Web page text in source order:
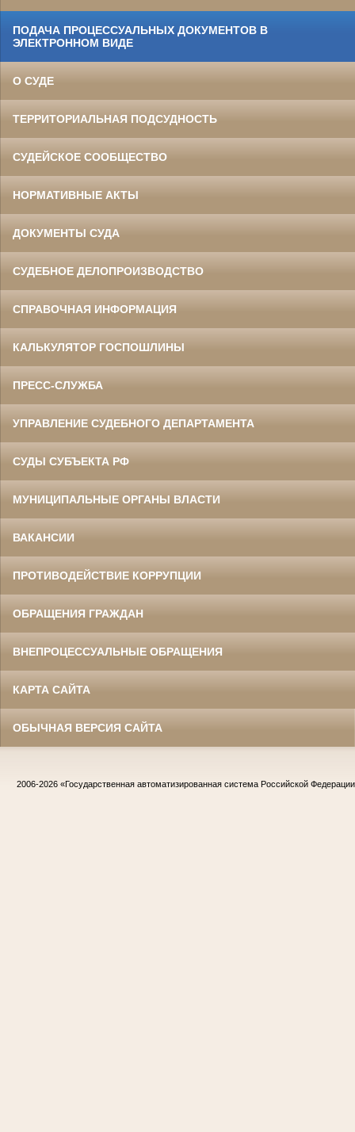
ПОДАЧА ПРОЦЕССУАЛЬНЫХ ДОКУМЕНТОВ В
ЭЛЕКТРОННОМ ВИДЕ
О СУДЕ
ТЕРРИТОРИАЛЬНАЯ ПОДСУДНОСТЬ
СУДЕЙСКОЕ СООБЩЕСТВО
НОРМАТИВНЫЕ АКТЫ
ДОКУМЕНТЫ СУДА
СУДЕБНОЕ ДЕЛОПРОИЗВОДСТВО
СПРАВОЧНАЯ ИНФОРМАЦИЯ
КАЛЬКУЛЯТОР ГОСПОШЛИНЫ
ПРЕСС-СЛУЖБА
УПРАВЛЕНИЕ СУДЕБНОГО ДЕПАРТАМЕНТА
СУДЫ СУБЪЕКТА РФ
МУНИЦИПАЛЬНЫЕ ОРГАНЫ ВЛАСТИ
ВАКАНСИИ
ПРОТИВОДЕЙСТВИЕ КОРРУПЦИИ
ОБРАЩЕНИЯ ГРАЖДАН
ВНЕПРОЦЕССУАЛЬНЫЕ ОБРАЩЕНИЯ
КАРТА САЙТА
ОБЫЧНАЯ ВЕРСИЯ САЙТА
2006-2026 «Государственная автоматизированная система Российской